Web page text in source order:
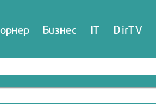
Бизнес IT DirTV